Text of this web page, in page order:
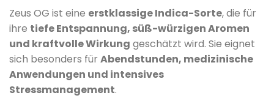
Kundenbewertungen 1500,00 €
Zeus OG ist eine erstklassige Indica-Sorte, die für
ihre tiefe Entspannung, süß-würzigen Aromen
und kraftvolle Wirkung geschätzt wird. Sie eignet
sich besonders für Abendstunden, medizinische
Anwendungen und intensives
Stressmanagement.